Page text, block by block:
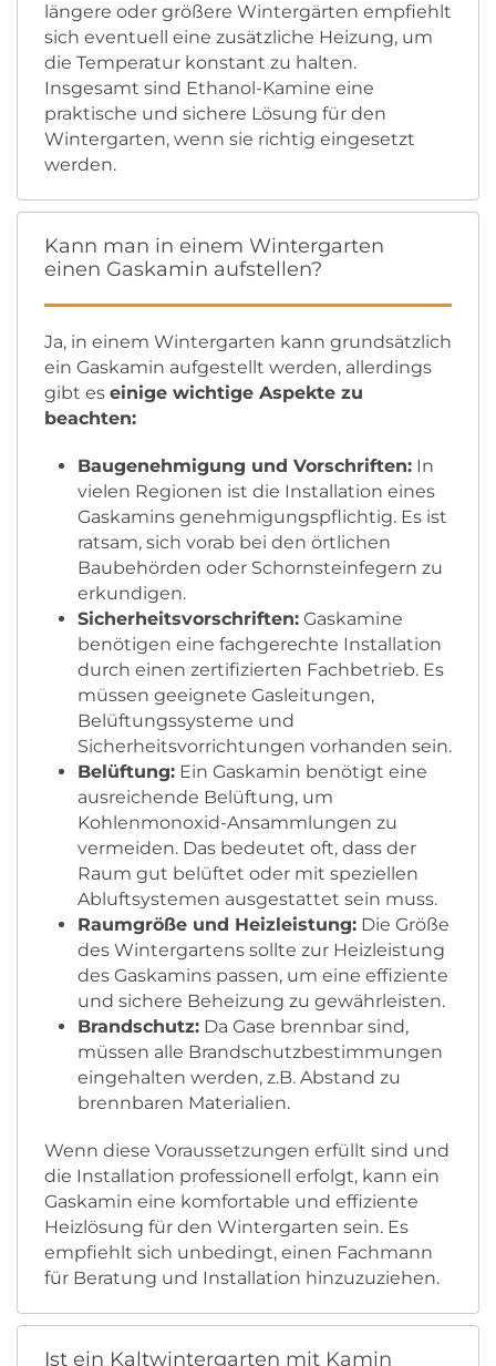
längere oder größere Wintergärten empfiehlt
sich eventuell eine zusätzliche Heizung, um
die Temperatur konstant zu halten.
Insgesamt sind Ethanol-Kamine eine
praktische und sichere Lösung für den
Wintergarten, wenn sie richtig eingesetzt
werden.
Kann man in einem Wintergarten
einen Gaskamin aufstellen?
Ja, in einem Wintergarten kann grundsätzlich
ein Gaskamin aufgestellt werden, allerdings
gibt es einige wichtige Aspekte zu
beachten:
Baugenehmigung und Vorschriften: In
vielen Regionen ist die Installation eines
Gaskamins genehmigungspflichtig. Es ist
ratsam, sich vorab bei den örtlichen
Baubehörden oder Schornsteinfegern zu
erkundigen.
Sicherheitsvorschriften: Gaskamine
benötigen eine fachgerechte Installation
durch einen zertifizierten Fachbetrieb. Es
müssen geeignete Gasleitungen,
Belüftungssysteme und
Sicherheitsvorrichtungen vorhanden sein.
Belüftung: Ein Gaskamin benötigt eine
ausreichende Belüftung, um
Kohlenmonoxid-Ansammlungen zu
vermeiden. Das bedeutet oft, dass der
Raum gut belüftet oder mit speziellen
Abluftsystemen ausgestattet sein muss.
Raumgröße und Heizleistung: Die Größe
des Wintergartens sollte zur Heizleistung
des Gaskamins passen, um eine effiziente
und sichere Beheizung zu gewährleisten.
Brandschutz: Da Gase brennbar sind,
müssen alle Brandschutzbestimmungen
eingehalten werden, z.B. Abstand zu
brennbaren Materialien.
Wenn diese Voraussetzungen erfüllt sind und
die Installation professionell erfolgt, kann ein
Gaskamin eine komfortable und effiziente
Heizlösung für den Wintergarten sein. Es
empfiehlt sich unbedingt, einen Fachmann
für Beratung und Installation hinzuzuziehen.
Ist ein Kaltwintergarten mit Kamin